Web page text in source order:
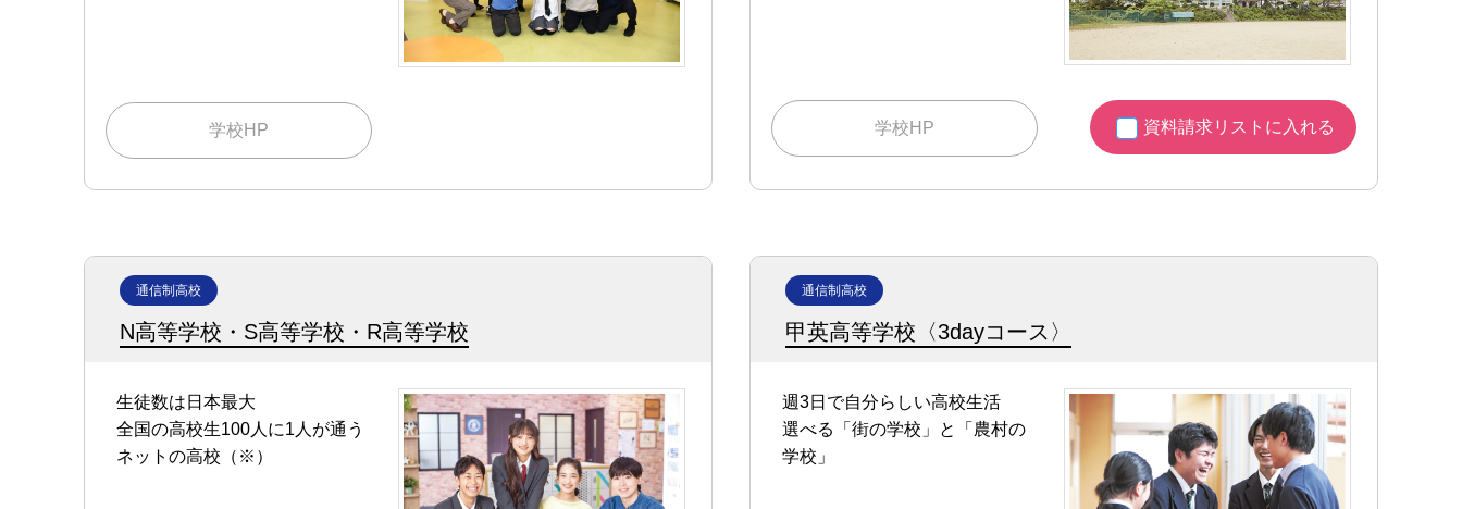
学校HP 学校HP 資料請求リストに入れる
通信制高校
N高等学校・S高等学校・R高等学校
生徒数は日本最大
全国の高校生100人に1人が通う
ネットの高校（※）
通信制高校
甲英高等学校〈3dayコース〉
週3日で自分らしい高校生活
選べる「街の学校」と「農村の
学校」